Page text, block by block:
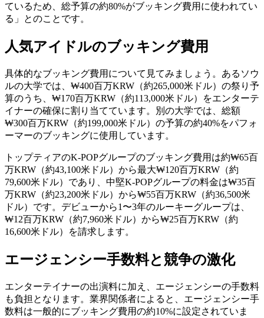
ているため、総予算の約80%がブッキング費用に使われてい
る」とのことです。
人気アイドルのブッキング費用
具体的なブッキング費用について見てみましょう。あるソウ
ルの大学では、₩400百万KRW（約265,000米ドル）の祭り予
算のうち、₩170百万KRW（約113,000米ドル）をエンターテ
イナーの確保に割り当てています。別の大学では、総額
₩300百万KRW（約199,000米ドル）の予算の約40%をパフォ
ーマーのブッキングに使用しています。
トップティアのK-POPグループのブッキング費用は約₩65百
万KRW（約43,100米ドル）から最大₩120百万KRW（約
79,600米ドル）であり、中堅K-POPグループの料金は₩35百
万KRW（約23,200米ドル）から₩55百万KRW（約36,500米
ドル）です。デビューから1〜3年のルーキーグループは、
₩12百万KRW（約7,960米ドル）から₩25百万KRW（約
16,600米ドル）を請求します。
エージェンシー手数料と競争の激化
エンターテイナーの出演料に加え、エージェンシーの手数料
も負担となります。業界関係者によると、エージェンシー手
数料は一般的にブッキング費用の約10%に設定されていま